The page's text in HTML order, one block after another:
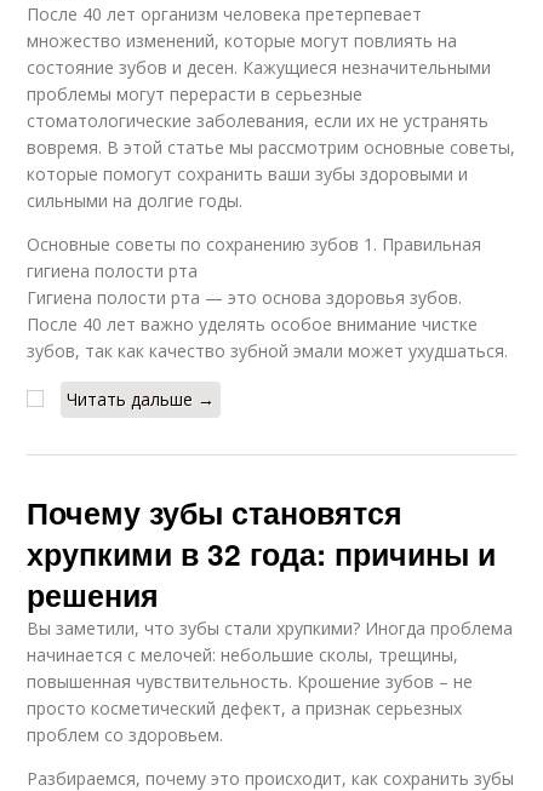
После 40 лет организм человека претерпевает
множество изменений, которые могут повлиять на
состояние зубов и десен. Кажущиеся незначительными
проблемы могут перерасти в серьезные
стоматологические заболевания, если их не устранять
вовремя. В этой статье мы рассмотрим основные советы,
которые помогут сохранить ваши зубы здоровыми и
сильными на долгие годы.
Основные советы по сохранению зубов 1. Правильная
гигиена полости рта
Гигиена полости рта — это основа здоровья зубов.
После 40 лет важно уделять особое внимание чистке
зубов, так как качество зубной эмали может ухудшаться.
Читать дальше →
Почему зубы становятся
хрупкими в 32 года: причины и
решения
Вы заметили, что зубы стали хрупкими? Иногда проблема
начинается с мелочей: небольшие сколы, трещины,
повышенная чувствительность. Крошение зубов – не
просто косметический дефект, а признак серьезных
проблем со здоровьем.
Разбираемся, почему это происходит, как сохранить зубы